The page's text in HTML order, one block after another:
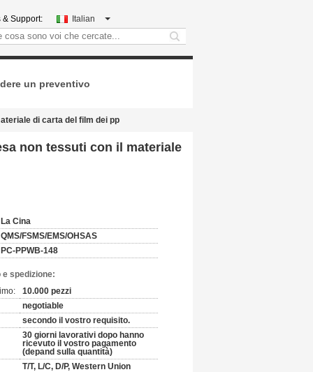
& Support: Italian
search
un preventivo
di carta del film dei pp
non tessuti con il materiale
La Cina
QMS/FSMS/EMS/OHSAS
PC-PPWB-148
e spedizione:
10.000 pezzi
negotiable
secondo il vostro requisito.
30 giorni lavorativi dopo hanno
ricevuto il vostro pagamento
(depand sulla quantità)
T/T, L/C, D/P, Western Union